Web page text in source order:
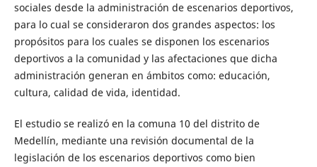
sociales desde la administración de escenarios deportivos,
para lo cual se consideraron dos grandes aspectos: los
propósitos para los cuales se disponen los escenarios
deportivos a la comunidad y las afectaciones que dicha
administración generan en ámbitos como: educación,
cultura, calidad de vida, identidad.
El estudio se realizó en la comuna 10 del distrito de
Medellín, mediante una revisión documental de la
legislación de los escenarios deportivos como bien